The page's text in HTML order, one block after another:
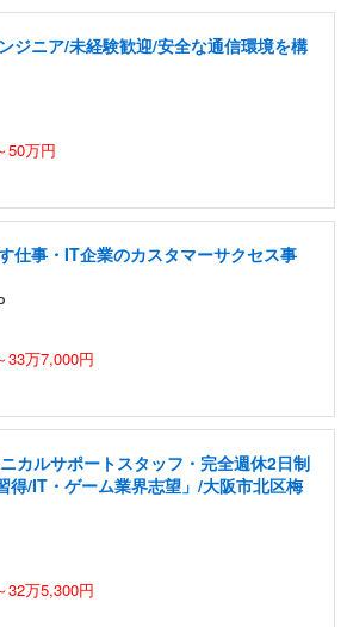
ジニア/未経験歓迎/安全な通信環境を構
50万円
仕事・IT企業のカスタマーサクセス事
33万7,000円
カルサポートスタッフ・完全週休2日制
得/IT・ゲーム業界志望」/大阪市北区梅
32万5,300円